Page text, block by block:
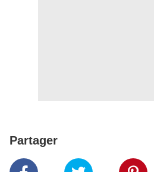
Partager